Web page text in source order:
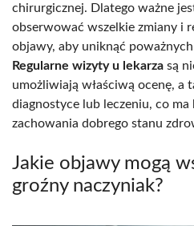
chirurgicznej. Dlatego ważne
obserwować wszelkie zmiany i
objawy, aby uniknąć
Regularne wizyty u lekarza są
umożliwiają właściwą ocenę, a
diagnostyce lub leczeniu, co ma
zachowania dobrego stanu
Jakie objawy mogą
groźny naczyniak?